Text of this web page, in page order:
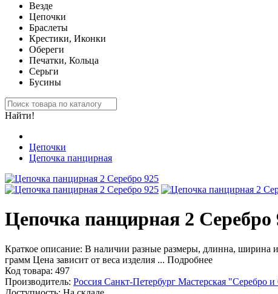
Везде
Цепочки
Браслеты
Крестики, Иконки
Обереги
Печатки, Кольца
Серьги
Бусины
Найти!
Цепочки
Цепочка панцирная
Цепочка панцирная 2 Серебро
Краткое описание: В наличии разные размеры, длинна, ширина и
грамм Цена зависит от веса изделия ... Подробнее
Код товара: 497
Производитель: Россия Санкт-Петербург Мастерская "Серебро и